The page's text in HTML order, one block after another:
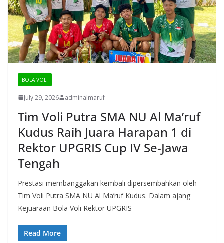
BOLA VOLI
July 29, 2026 adminalmaruf
Tim Voli Putra SMA NU Al Ma’ruf
Kudus Raih Juara Harapan 1 di
Rektor UPGRIS Cup IV Se-Jawa
Tengah
Prestasi membanggakan kembali dipersembahkan oleh
Tim Voli Putra SMA NU Al Ma’ruf Kudus. Dalam ajang
Kejuaraan Bola Voli Rektor UPGRIS
Read More